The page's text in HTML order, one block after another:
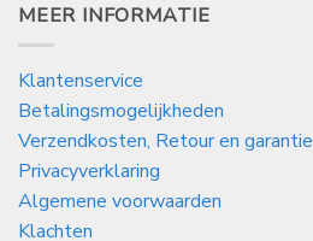
MEER INFORMATIE
Klantenservice
Betalingsmogelijkheden
Verzendkosten, Retour en garantie
Privacyverklaring
Algemene voorwaarden
Klachten